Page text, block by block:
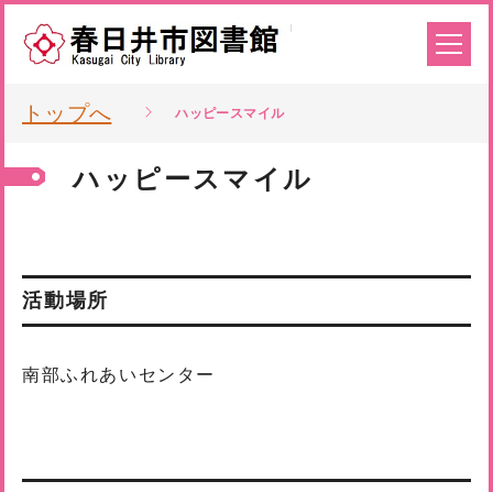
トップへ ハッピースマイル
ハッピースマイル
活動場所
南部ふれあいセンター